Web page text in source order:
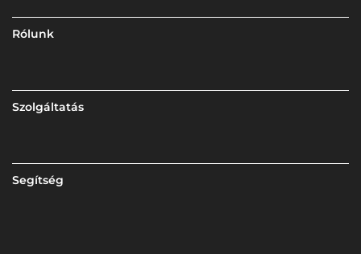
Rólunk
Szolgáltatás
Segítség